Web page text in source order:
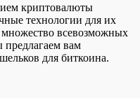
криптовалюты
технологии для их
множество всевозможных
вам
для биткоина.